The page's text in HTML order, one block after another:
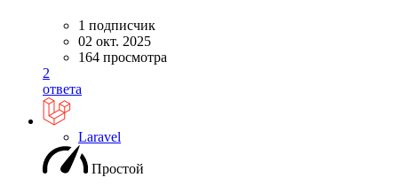
1 подписчик
02 окт. 2025
164 просмотра
2
ответа
Laravel
Простой